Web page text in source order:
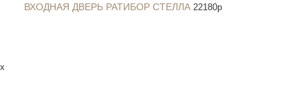
ВХОДНАЯ ДВЕРЬ РАТИБОР СТЕЛЛА 22180p
x